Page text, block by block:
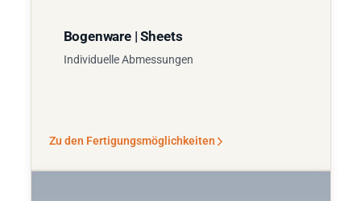
Bogenware | Sheets
Individuelle Abmessungen
Zu den Fertigungsmöglichkeiten